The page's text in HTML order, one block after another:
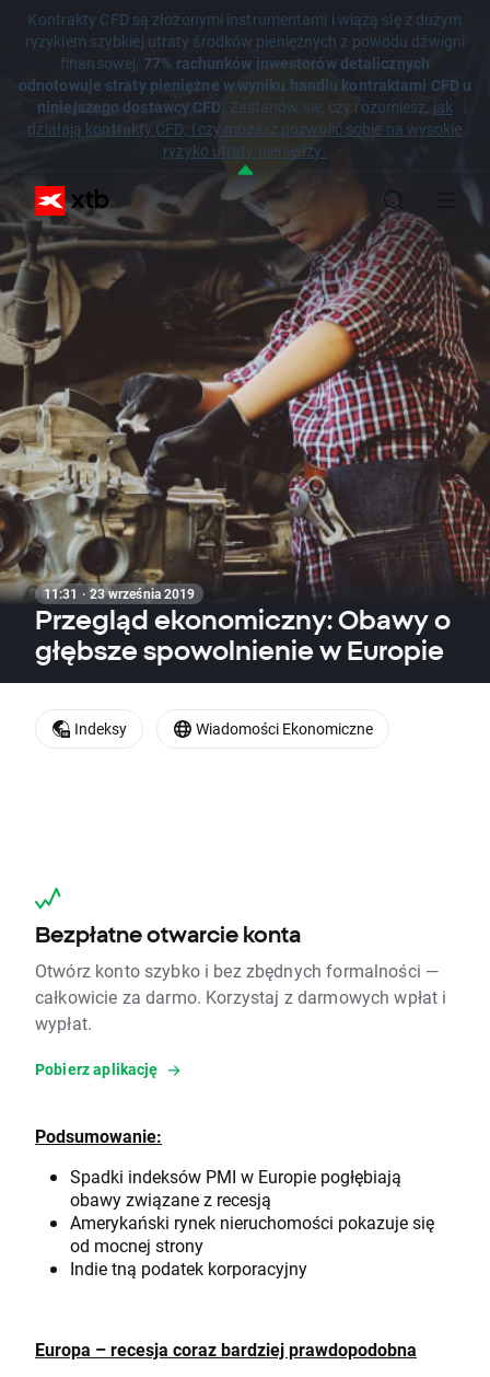
Kontrakty CFD są złożonymi instrumentami i wiążą się z dużym
ryzykiem szybkiej utraty środków pieniężnych z powodu dźwigni
finansowej.77% rachunków inwestorów detalicznych
odnotowuje straty pieniężne w wyniku handlu kontraktami CFD u
niniejszego dostawcy CFD. Zastanów się, czy rozumiesz, jak
działają kontrakty CFD, i czy możesz pozwolić sobie na wysokie
ryzyko utraty pieniędzy.
11:31 · 23 września 2019
Przegląd ekonomiczny: Obawy o
głębsze spowolnienie w Europie
Bezpłatne otwarcie konta
Otwórz konto szybko i bez zbędnych formalności —
całkowicie za darmo. Korzystaj z darmowych wpłat i
wypłat.
Pobierz aplikację
Podsumowanie:
Spadki indeksów PMI w Europie pogłębiają
obawy związane z recesją
Amerykański rynek nieruchomości pokazuje się
od mocnej strony
Indie tną podatek korporacyjny
Europa – recesja coraz bardziej prawdopodobna
Indeksy Wiadomości Ekonomiczne